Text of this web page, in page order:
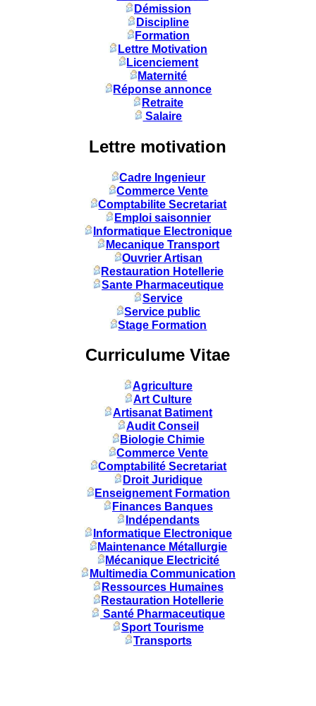
Démission
Discipline
Formation
Lettre Motivation
Licenciement
Maternité
Réponse annonce
Retraite
Salaire
Lettre motivation
Cadre Ingenieur
Commerce Vente
Comptabilite Secretariat
Emploi saisonnier
Informatique Electronique
Mecanique Transport
Ouvrier Artisan
Restauration Hotellerie
Sante Pharmaceutique
Service
Service public
Stage Formation
Curriculume Vitae
Agriculture
Art Culture
Artisanat Batiment
Audit Conseil
Biologie Chimie
Commerce Vente
Comptabilité Secretariat
Droit Juridique
Enseignement Formation
Finances Banques
Indépendants
Informatique Electronique
Maintenance Métallurgie
Mécanique Electricité
Multimedia Communication
Ressources Humaines
Restauration Hotellerie
Santé Pharmaceutique
Sport Tourisme
Transports